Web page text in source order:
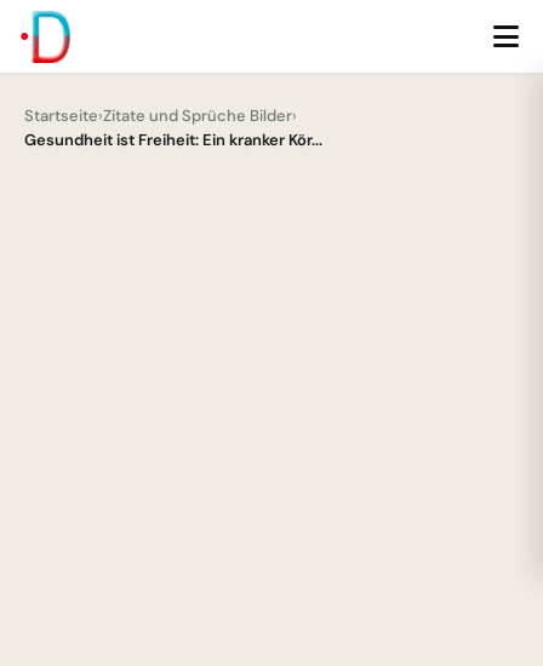
Startseite›Zitate und Sprüche Bilder›
Gesundheit ist Freiheit: Ein kranker Kör...